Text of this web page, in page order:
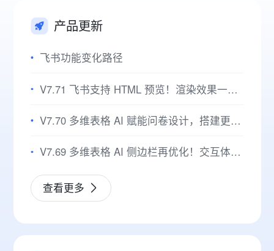
产品更新
飞书功能变化路径
V7.71 飞书支持 HTML 预览！渲染效果一目了然，视图切换灵活高效！
V7.70 多维表格 AI 赋能问卷设计，搭建更省心，编辑更智能！
V7.69 多维表格 AI 侧边栏再优化！交互体验升级，办公事半功倍！
查看更多